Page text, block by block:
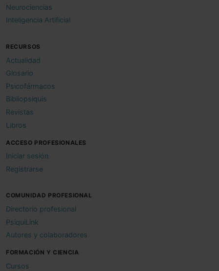
Neurociencias
Inteligencia Artificial
RECURSOS
Actualidad
Glosario
Psicofármacos
Bibliopsiquis
Revistas
Libros
ACCESO PROFESIONALES
Iniciar sesión
Registrarse
COMUNIDAD PROFESIONAL
Directorio profesional
PsiquiLink
Autores y colaboradores
FORMACIÓN Y CIENCIA
Cursos